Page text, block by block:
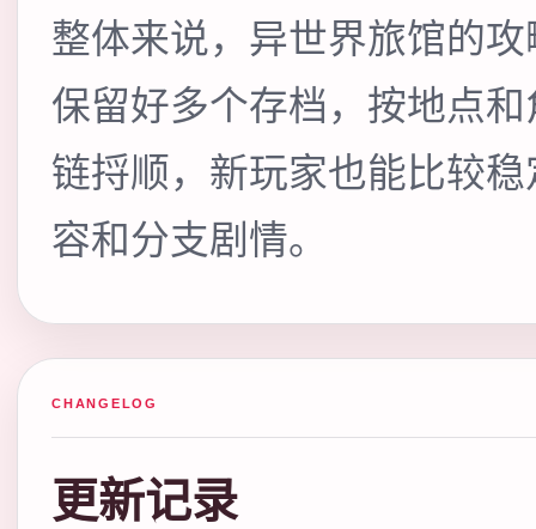
整体来说，异世界旅馆的
保留好多个存档，按地点
链捋顺，新玩家也能比较
容和分支剧情。
CHANGELOG
更新记录